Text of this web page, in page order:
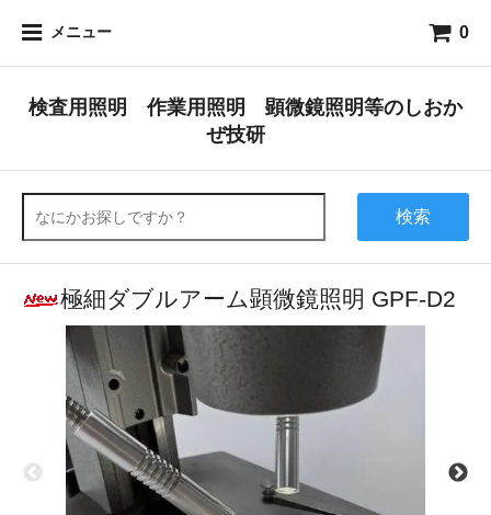
メニュー 0
検査用照明 作業用照明 顕微鏡照明等のしおか
ぜ技研
検索
極細ダブルアーム顕微鏡照明 GPF-D2